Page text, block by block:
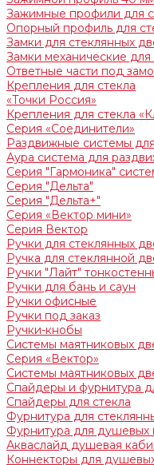
Зажимные профили для
Опорный профиль для
Замки для стеклянных
Замки механические для
Ответные части под
Крепления для стекла
«Точки Россия»
Крепления для стекла
Серия «Соединители»
Раздвижные системы
Аура система для
Серия "Гармоника"
Серия "Дельта"
Серия "Дельта+"
Серия «Вектор мини»
Серия Вектор
Ручки для стеклянных
Ручка для стеклянной
Ручки "Лайт"
Ручки для бань и саун
Ручки офисные
Ручки под заказ
Ручки-кнобы
Системы маятниковых
Серия «Вектор»
Системы маятниковых
Спайдеры и фурнитура
Спайдеры для стекла
Фурнитура для
Фурнитура для душевых
Акваслайд душевая
Коннекторы для